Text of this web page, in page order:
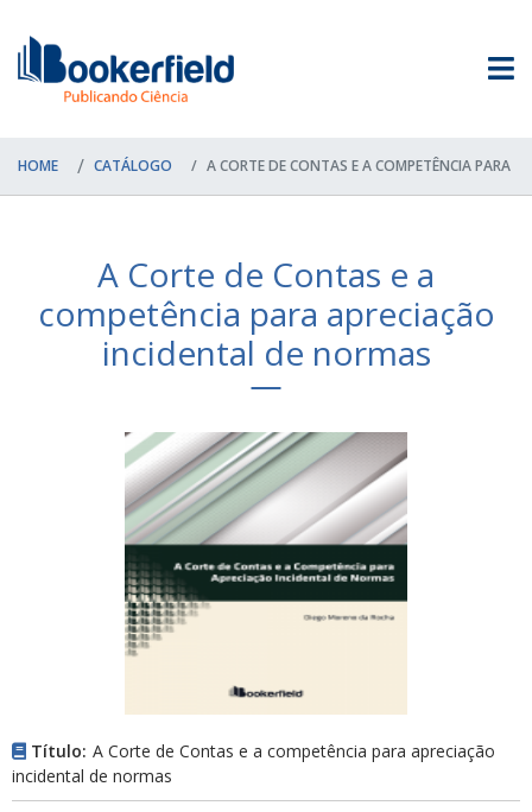
HOME CATÁLOGO A CORTE DE CONTAS E A COMPETÊNCIA PARA
A Corte de Contas e a
competência para apreciação
incidental de normas
Título: A Corte de Contas e a competência para apreciação
incidental de normas